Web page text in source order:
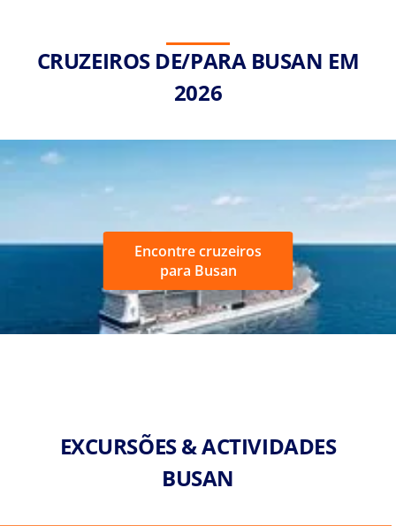
CRUZEIROS DE/PARA BUSAN EM
2026
Encontre cruzeiros
para Busan
EXCURSÕES & ACTIVIDADES
BUSAN